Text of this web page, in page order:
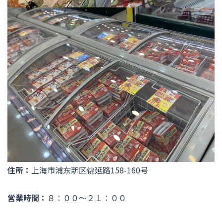
住所： 上海市浦东新区锦延路158-160号
営業時間： ８：００〜２１：００